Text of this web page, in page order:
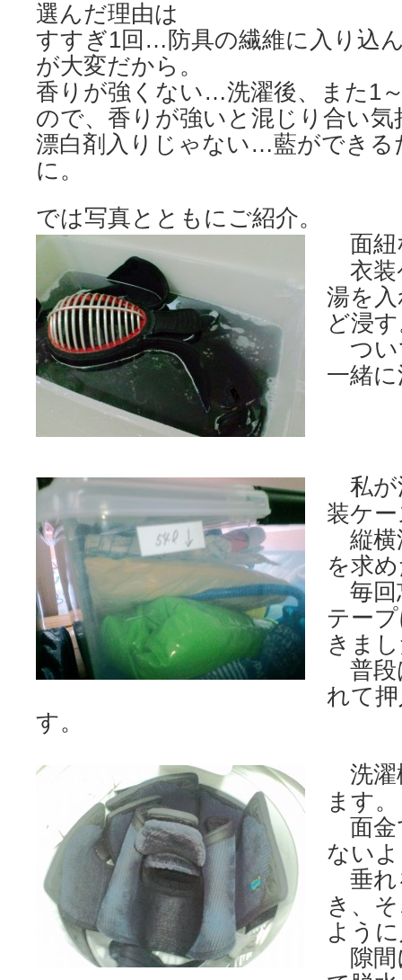
選んだ理由は
すすぎ1回…防具の繊維に入り込
が大変だから。
香りが強くない…洗濯後、また1
ので、香りが強いと混じり合い
漂白剤入りじゃない…藍ができる
に。
では写真とともにご紹介。
面紐
衣装
湯を
ど浸
つい
一緒
私が
装ケ
縦横
を求
毎回
テー
きま
普段
れて
す。
洗濯
ます。
面金
ない
垂れ
き、
よう
隙間